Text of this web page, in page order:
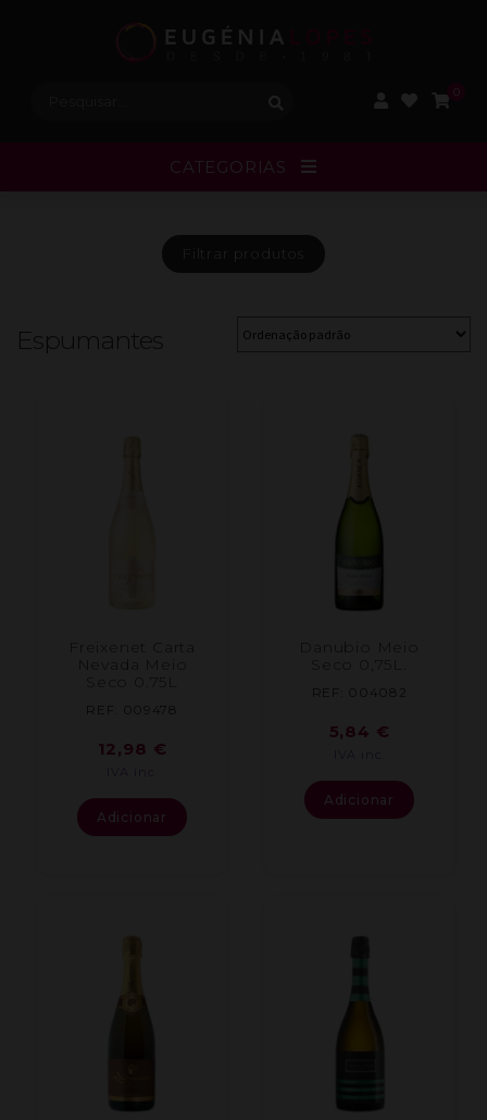
CATEGORIAS
Filtrar produtos
Espumantes
Freixenet Carta
Nevada Meio
Seco 0.75L
REF: 009478
12,98 €
Adicionar
Danubio Meio
Seco 0,75L.
REF: 004082
5,84 €
Adicionar